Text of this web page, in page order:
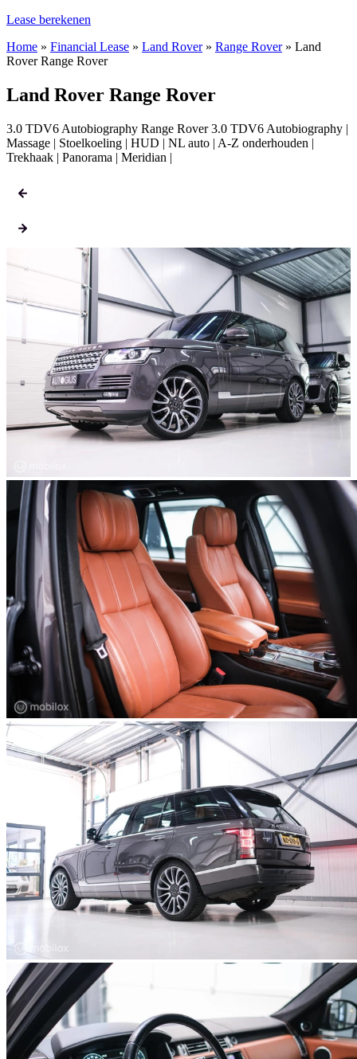
Lease berekenen
Home » Financial Lease » Land Rover » Range Rover » Land
Rover Range Rover
Land Rover Range Rover
3.0 TDV6 Autobiography Range Rover 3.0 TDV6 Autobiography |
Massage | Stoelkoeling | HUD | NL auto | A-Z onderhouden |
Trekhaak | Panorama | Meridian |